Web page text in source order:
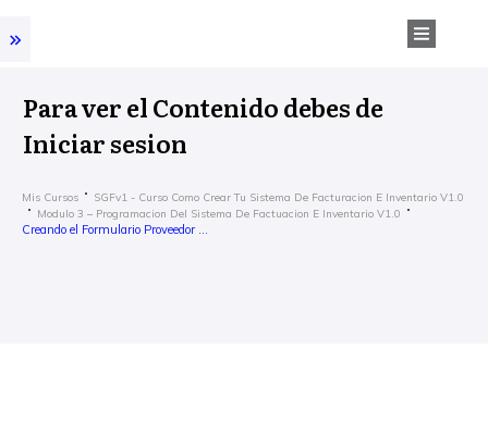
Para ver el Contenido debes de
Iniciar sesion
Mis Cursos
SGFv1 - Curso Como Crear Tu Sistema De Facturacion E Inventario V1.0
Modulo 3 – Programacion Del Sistema De Factuacion E Inventario V1.0